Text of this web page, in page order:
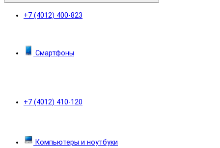
+7 (4012) 400-823
+7 (4012) 410-120
Смартфоны
Компьютеры и ноутбуки